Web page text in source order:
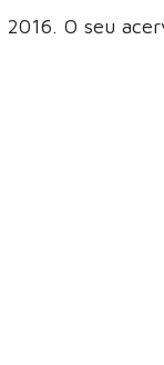
O seu